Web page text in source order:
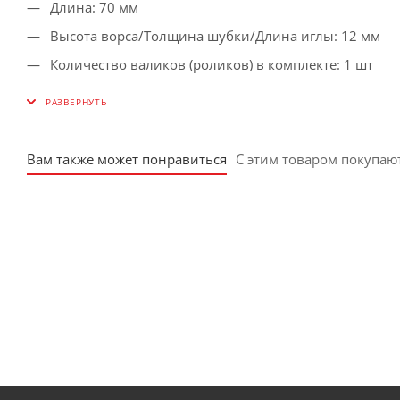
Длина: 70 мм
Высота ворса/Толщина шубки/Длина иглы: 12 мм
Количество валиков (роликов) в комплекте: 1 шт
Материал рукояти: нет
Вам также может понравиться С этим товаром